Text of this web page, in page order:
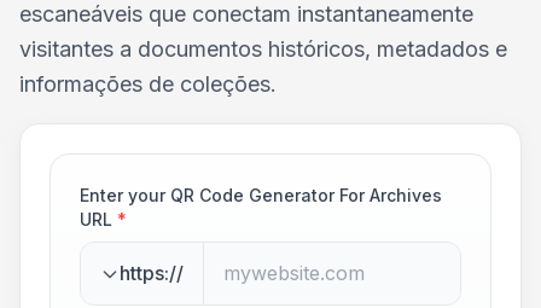
escaneáveis que conectam instantaneamente
visitantes a documentos históricos, metadados e
informações de coleções.
Enter your QR Code Generator For Archives
URL *
https://